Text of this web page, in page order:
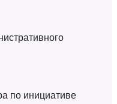
по инициативе